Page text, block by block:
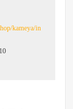
kameya/in